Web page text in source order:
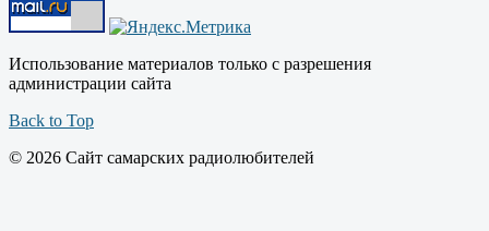
Использование материалов только с разрешения
администрации сайта
Back to Top
© 2026 Сайт самарских радиолюбителей